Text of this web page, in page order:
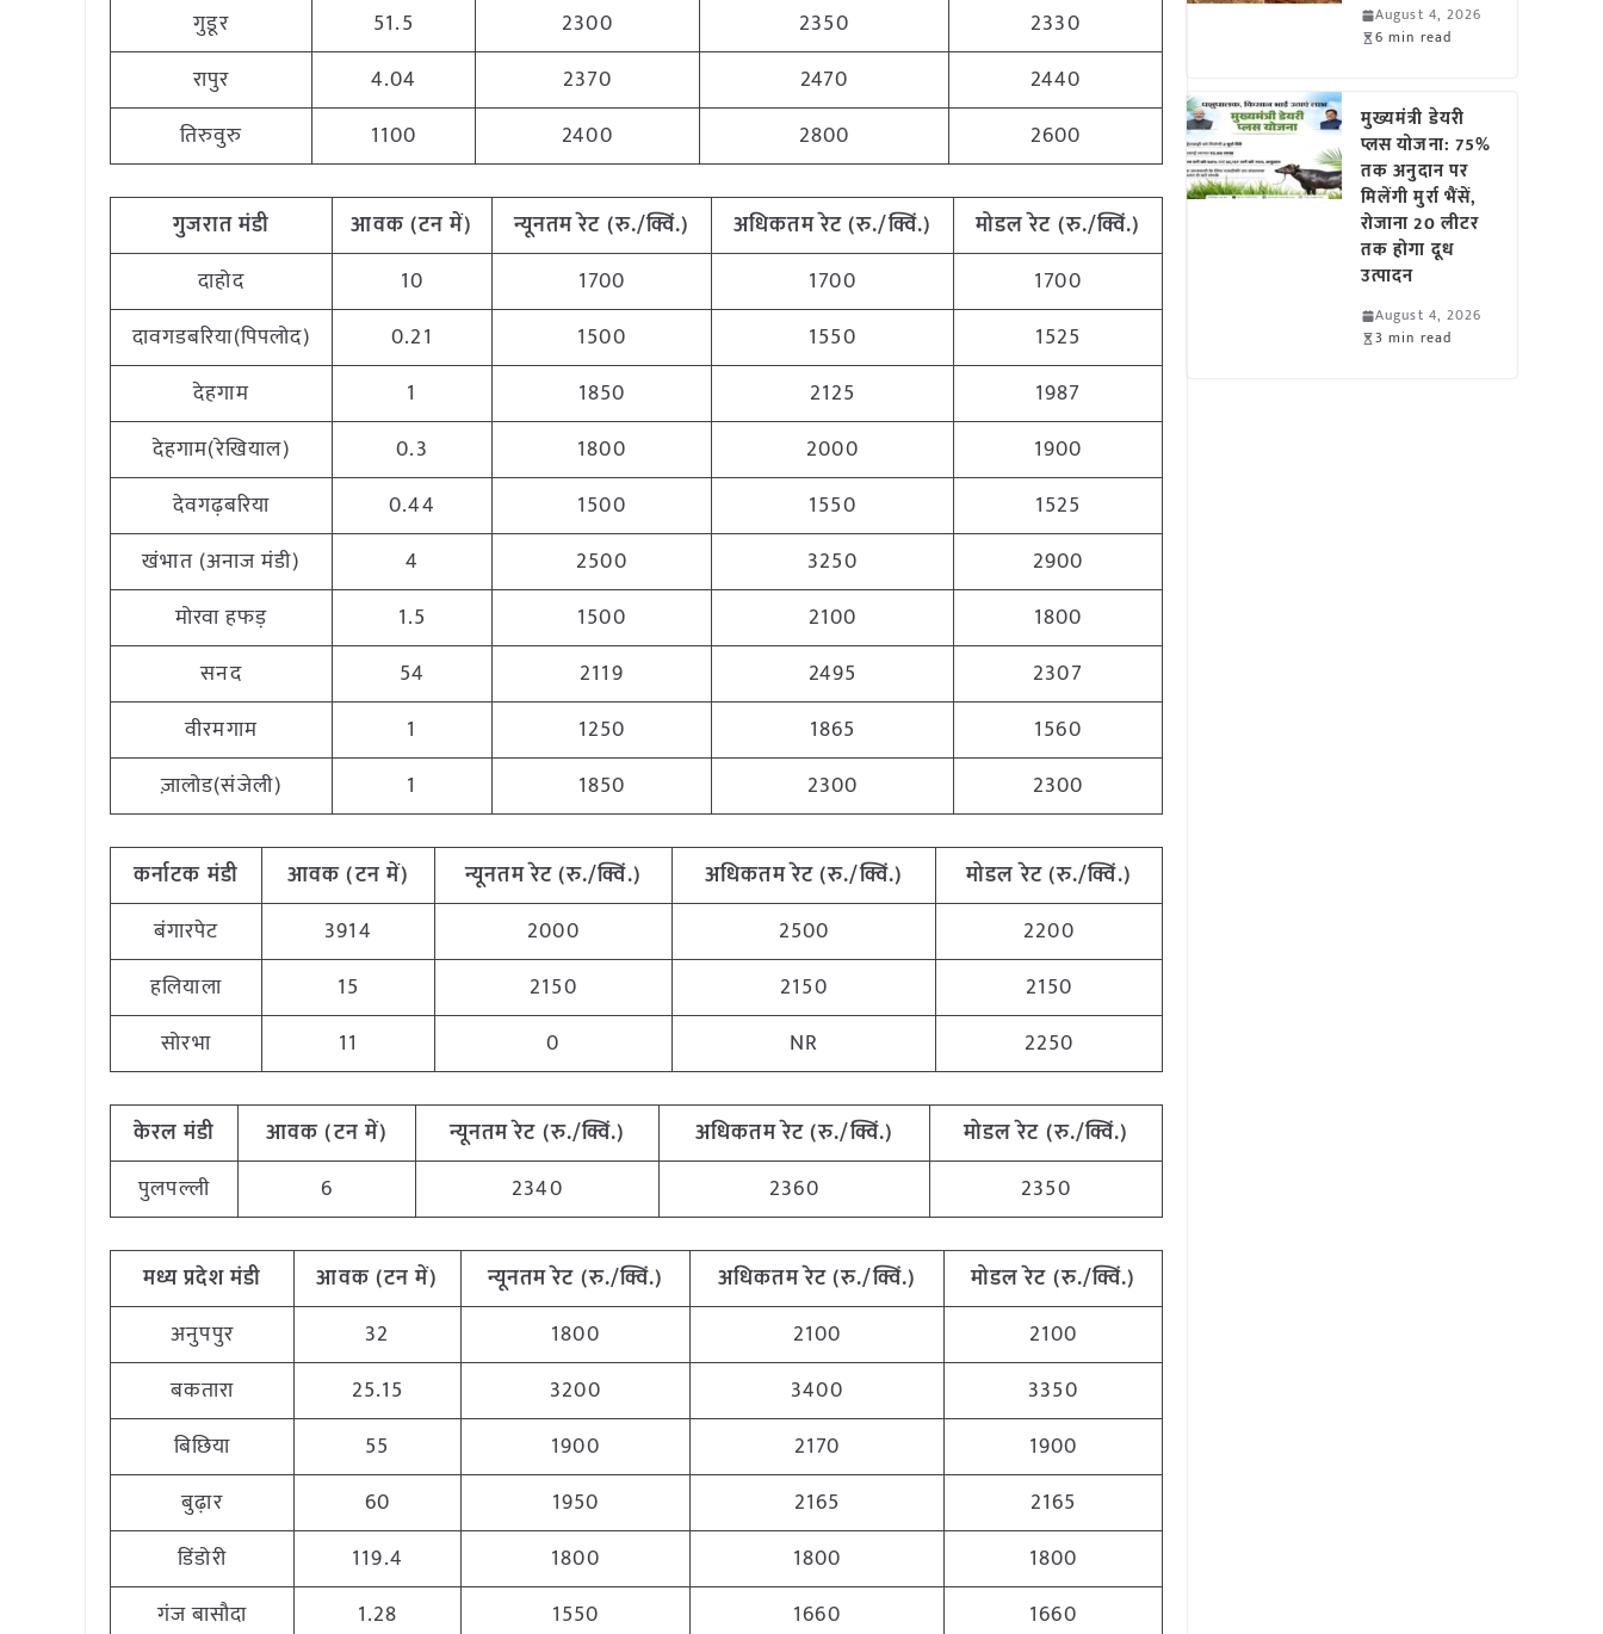
गुडूर
51.5 2300 2350
2330
रापुर
4.04 2370 2470
2440
तिरुवुरु
1100 2400 2800 2600
गुजरात मंडी आवक(टन में) न्यूनतमरेट (रु./क्विं.) अधिकतमरेट(रु./क्विं.) मोडल रेट (रु./क्विं.)
दाहोद
10 1700 1700
1700
दावगडबरिया(पिपलोद)
0.21 1500 1550
1525
देहगाम
1 1850 2125
1987
देहगाम(रेखियाल)
0.3 1800 2000
1900
देवगढ़बरिया
0.44 1500 1550
1525
खंभात (अनाज मंडी)
4 2500 3250
2900
मोरवा हफड़
1.5 1500 2100
1800
सनद
54 2119 2495
2307
वीरमगाम
1 1250 1865
1560
ज़ालोड(संजेली)
1 1850 2300 2300
कर्नाटक मंडी आवक(टनमें) न्यूनतमरेट(रु./क्विं.) अधिकतमरेट(रु./क्विं.) मोडल रेट(रु./क्विं.)
बंगारपेट
3914 2000 2500
2200
हलियाला
15 2150 2150
2150
सोरभा
11 0 NR 2250
केरल मंडी आवक(टनमें) न्यूनतमरेट (रु./क्विं.) अधिकतमरेट(रु./क्विं.) मोडल रेट (रु./क्विं.)
पुलपल्ली
6 2340 2360 2350
मध्यप्रदेश मंडी आवक(टन में) न्यूनतमरेट (रु./क्विं.) अधिकतमरेट(रु./क्विं.) मोडल रेट (रु./क्विं.)
अनुपपुर
32 1800 2100
2100
बकतारा
25.15 3200 3400
3350
बिछिया
55 1900 2170
1900
बुढ़ार
60 1950 2165
2165
डिंडोरी
119.4 1800 1800
1800
गंज बासौदा
1.28 1550 1660
1660
August 4, 2026
6 min read
मुख्यमंत्री डेयरी
प्लस योजना: 75%
तक अनुदान पर
मिलेंगी मुर्रा भैंसें,
रोजाना 20 लीटर
तक होगा दूध
उत्पादन
August 4, 2026
3 min read